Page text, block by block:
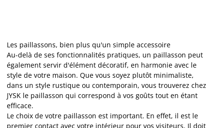
Les paillassons, bien plus qu'un simple accessoire
Au-delà de ses fonctionnalités pratiques, un paillasson peut
également servir d'élément décoratif, en harmonie avec le
style de votre maison. Que vous soyez plutôt minimaliste,
dans un style rustique ou contemporain, vous trouverez chez
JYSK le paillasson qui correspond à vos goûts tout en étant
efficace.
Le choix de votre paillasson est important. En effet, il est le
premier contact avec votre intérieur pour vos visiteurs. Il doit